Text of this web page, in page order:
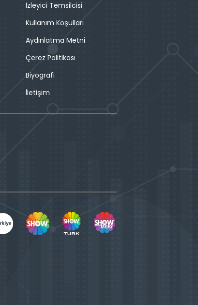
İzleyici Temsilcisi
Kullanım Koşulları
Aydınlatma Metni
Çerez Politikası
Biyografi
İletişim